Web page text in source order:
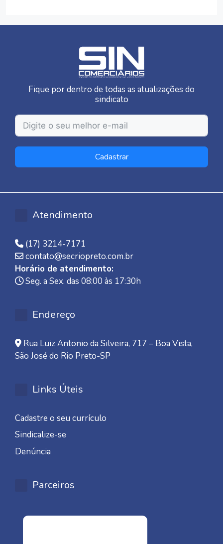
Fique por dentro de todas as atualizações do
sindicato
Cadastrar
Atendimento
(17) 3214-7171
contato@secriopreto.com.br
Horário de atendimento:
Seg. a Sex. das 08:00 às 17:30h
Endereço
Rua Luiz Antonio da Silveira, 717 – Boa Vista,
São José do Rio Preto-SP
Links Úteis
Cadastre o seu currículo
Sindicalize-se
Denúncia
Parceiros